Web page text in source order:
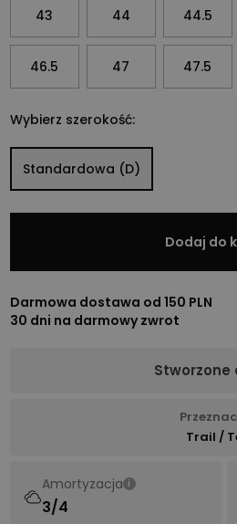
43 44 44.5
46.5 47 47.5
Wybierz szerokość:
Standardowa (D)
Dodaj do
Darmowa dostawa od 150 PLN
30 dni na darmowy zwrot
Stworzone
Trail /
Amortyzacja i
3/4